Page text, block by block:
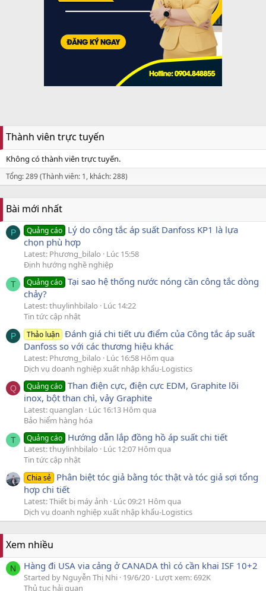
Thành viên trực tuyến
Không có thành viên trực tuyến.
Tổng: 289 (Thành viên: 1, khách: 288)
Bài mới nhất
P Quảng cáo Lý do công tắc áp suất Danfoss KP1 là lựa
chọn phù hợp
Latest: Phương_bilalo
Lúc 15:58
Định hướng nghề nghiệp
T Quảng cáo Tại sao hệ thống nước nóng cần công tắc dòng
chảy?
Latest: thuylinhbilalo
Lúc 14:22
Tin tức cập nhật
P Thảo luận Đánh giá chi tiết ưu điểm của Công tắc áp suất
Danfoss so với các thương hiệu khác
Latest: Phương_bilalo
Lúc 16:58 Hôm qua
Dịch vụ doanh nghiệp xuất nhập khẩu-Logistics
Q Quảng cáo Than điện cực, điện cực EDM, Graphite lõi
inox, bột than chì, vảy Graphite
Latest: quanglan
Lúc 16:13 Hôm qua
Bảo hiểm hàng hóa
T Quảng cáo Hướng dẫn lắp đồng hồ áp suất chi tiết
Latest: thuylinhbilalo
Lúc 12:07 Hôm qua
Tin tức cập nhật
Chia sẻ Phân biệt tóc giả bằng tóc thật và tóc giả sợi tổng
hợp chi tiết
Latest: Thiết bị máy ảnh
Lúc 09:21 Hôm qua
Dịch vụ doanh nghiệp xuất nhập khẩu-Logistics
Xem nhiều
N Hàng đi USA via cảng ở CANADA thì có cần khai ISF 10+2
Started by Nguyễn Thị Nhi 19/6/20 Lượt xem: 692K
Thủ tục hải quan